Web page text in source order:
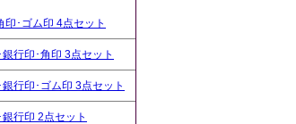
印･ゴム印 4点セット
行印･角印 3点セット
行印･ゴム印 3点セット
行印 2点セット